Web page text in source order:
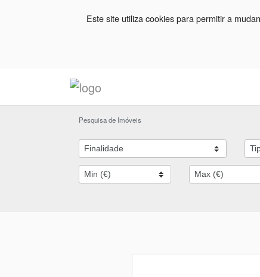
Este site utiliza cookies para permitir a
Pesquisa de Imóveis